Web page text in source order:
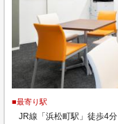
■最寄り駅
JR線「浜松町駅」徒歩4分